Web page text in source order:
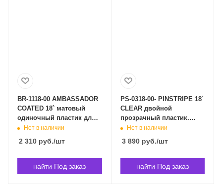
BR-1118-00 AMBASSADOR
COATED 18` матовый
одиночный пластик для
бас-бочки. REMO BR-1118-
Нет в наличии
2 310 руб./шт
найти Под заказ
PS-0318-00- PINSTRIPE 18`
CLEAR двойной
прозрачный пластик.
REMO PS-0318-00 в
Нет в наличии
3 890руб./шт
найти Под заказ